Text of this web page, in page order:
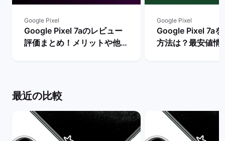
Google Pixel
Google Pixel 7aのレビュー
評価まとめ！メリットや他シ
Google Pixel
Google Pixel 7aを
方法は？最安値情
最近の比較